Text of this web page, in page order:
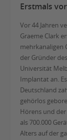
Erstmals
Vor 44 Jahren
Graeme Clark
mehrkanaligen
der Gründer
Universität
Implantat an.
Deutschland
gehörlos
Hörens und
als 700.000
Alters auf der